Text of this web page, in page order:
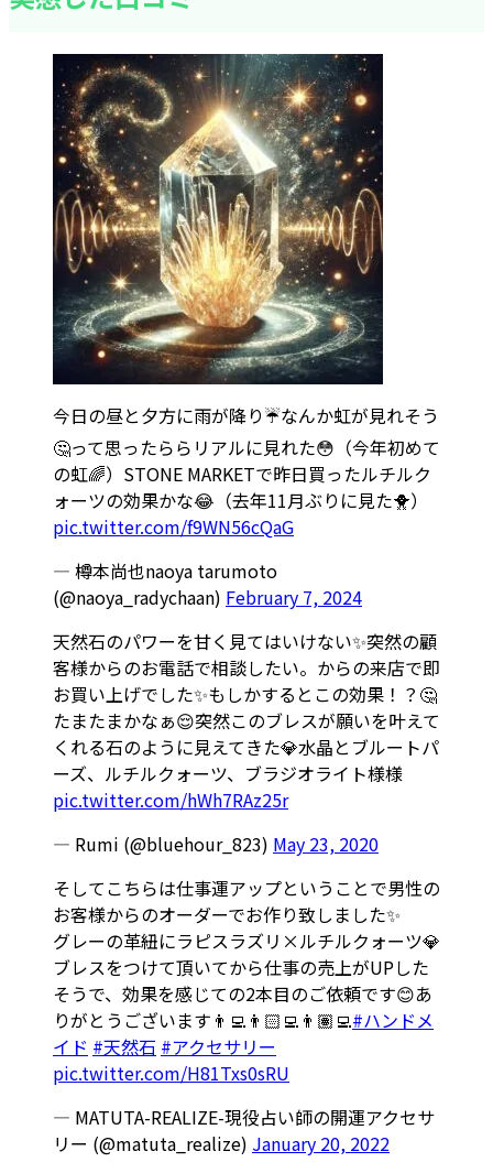
今日の昼と夕方に雨が降り☔️なんか虹が見れそう
🤔って思ったららリアルに見れた😳（今年初めて
の虹🌈）STONE MARKETで昨日買ったルチルク
ォーツの効果かな😂（去年11月ぶりに見た🐥）
pic.twitter.com/f9WN56cQaG
— 樽本尚也naoya tarumoto
(@naoya_radychaan) February 7, 2024
天然石のパワーを甘く見てはいけない✨突然の顧
客様からのお電話で相談したい。からの来店で即
お買い上げでした✨もしかするとこの効果！？🤔
たまたまかなぁ😌突然このブレスが願いを叶えて
くれる石のように見えてきた💎水晶とブルートパ
ーズ、ルチルクォーツ、ブラジオライト様様
pic.twitter.com/hWh7RAz25r
— Rumi (@bluehour_823) May 23, 2020
そしてこちらは仕事運アップということで男性の
お客様からのオーダーでお作り致しました✨
グレーの革紐にラピスラズリ×ルチルクォーツ💎
ブレスをつけて頂いてから仕事の売上がUPした
そうで、効果を感じての2本目のご依頼です😊あ
りがとうございます👨‍💻👨🏻‍💻👨🏽‍💻#ハンドメ
イド #天然石 #アクセサリー
pic.twitter.com/H81Txs0sRU
— MATUTA-REALIZE-現役占い師の開運アクセサ
リー (@matuta_realize) January 20, 2022